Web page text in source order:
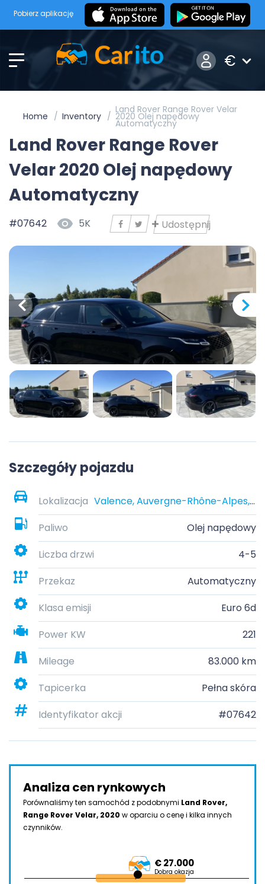
Pobierz aplikację
€
Home Inventory
Land Rover Range Rover Velar
2020 Olej napędowy
Automatyczny
Land Rover Range Rover
Velar 2020 Olej napędowy
Automatyczny
#07642 5K Udostępnij
Szczegóły pojazdu
Lokalizacja
Valence, Auvergne-Rhône-Alpes, France
Paliwo
Olej napędowy
Liczba drzwi
4-5
Przekaz
Automatyczny
Klasa emisji
Euro 6d
Power KW
221
Mileage
83.000 km
Tapicerka
Pełna skóra
Identyfikator akcji
#07642
Analiza cen rynkowych
Porównaliśmy ten samochód z podobnymi Land Rover,
Range Rover Velar, 2020 w oparciu o cenę i kilka innych
czynników.
€ 27.000
Dobra okazja